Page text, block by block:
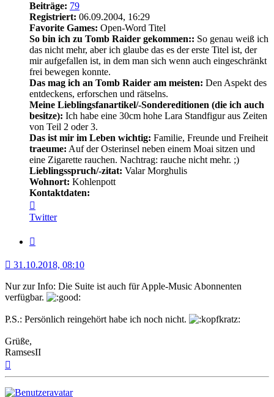
Beiträge: 79
Registriert: 06.09.2004, 16:29
Favorite Games: Open-Word Titel
So bin ich zu Tomb Raider gekommen:: So genau weiß ich
das nicht mehr, aber ich glaube das es der erste Titel ist, der
mir aufgefallen ist, in dem man sich wenn auch eingeschränkt
frei bewegen konnte.
Das mag ich an Tomb Raider am meisten: Den Aspekt des
entdeckens, erforschen und rätselns.
Meine Lieblingsfanartikel/-Sondereditionen (die ich auch
besitze): Ich habe eine 30cm hohe Lara Standfigur aus Zeiten
von Teil 2 oder 3.
Das ist mir im Leben wichtig: Familie, Freunde und Freiheit
traeume: Auf der Osterinsel neben einem Moai sitzen und
eine Zigarette rauchen. Nachtrag: rauche nicht mehr. ;)
Lieblingsspruch/-zitat: Valar Morghulis
Wohnort: Kohlenpott
Kontaktdaten:
von
RamsesII
Twitter
31.10.2018, 08:10
Nur zur Info: Die Suite ist auch für Apple-Music Abonnenten
verfügbar.
P.S.: Persönlich reingehört habe ich noch nicht.
Grüße,
RamsesII